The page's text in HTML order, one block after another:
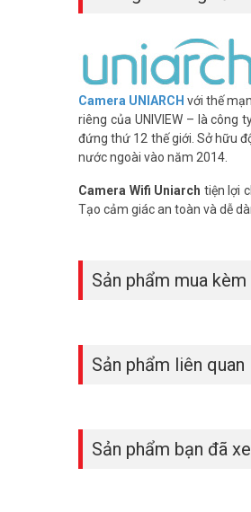
Camera UNIARCH với thế
riêng của UNIVIEW – là công
đứng thứ 12 thế giới. Sở hữu
nước ngoài vào năm 2014.
Camera Wifi Uniarch tiện lợi
Tạo cảm giác an toàn và dễ
Sản phẩm mua kèm
Sản phẩm liên quan
Sản phẩm bạn đã